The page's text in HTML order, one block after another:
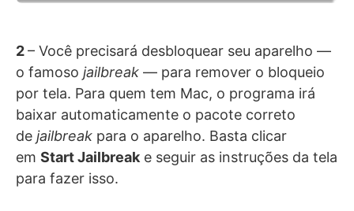
2– Você precisará desbloquear seu aparelho —
o famoso jailbreak — para remover o bloqueio
por tela. Para quem tem Mac, o programa irá
baixar automaticamente o pacote correto
de jailbreak para o aparelho. Basta clicar
em Start Jailbreak e seguir as instruções da tela
para fazer isso.